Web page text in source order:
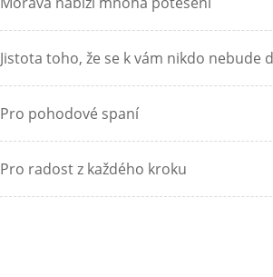
Jistota toho, že se k vám nikdo nebude
Pro pohodové spaní
Pro radost z každého kroku